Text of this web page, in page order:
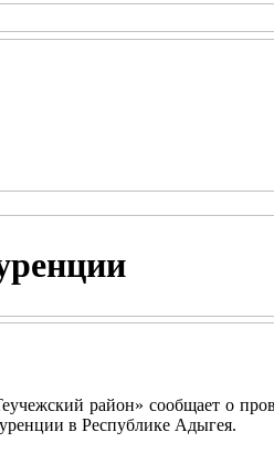
район» сообщает о
в Республике Адыгея.